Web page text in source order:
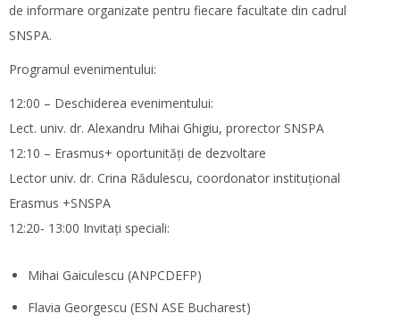
de informare organizate pentru fiecare facultate din cadrul
SNSPA.
Programul evenimentului:
12:00 – Deschiderea evenimentului:
Lect. univ. dr. Alexandru Mihai Ghigiu, prorector SNSPA
12:10 – Erasmus+ oportunități de dezvoltare
Lector univ. dr. Crina Rădulescu, coordonator instituțional
Erasmus +SNSPA
12:20- 13:00 Invitați speciali:
Mihai Gaiculescu (ANPCDEFP)
Flavia Georgescu (ESN ASE Bucharest)